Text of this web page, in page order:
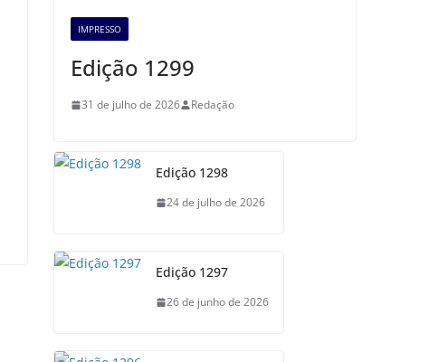
IMPRESSO
Edição 1299
31 de julho de 2026 Redação
Edição 1298
24 de julho de 2026
Edição 1297
26 de junho de 2026